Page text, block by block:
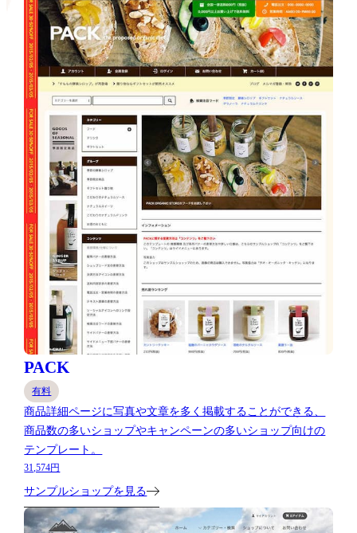
PACK
有料
商品詳細ページに写真や文章を多く掲載することができる、
商品数の多いショップやキャンペーンの多いショップ向けの
テンプレート。
31,574円
サンプルショップを見る